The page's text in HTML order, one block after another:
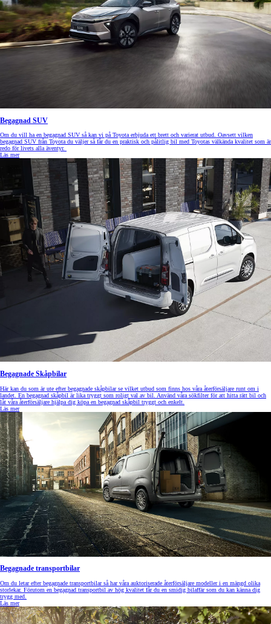
Begagnad SUV
Om du vill ha en begagnad SUV så kan vi på Toyota erbjuda ett brett och varierat utbud. Oavsett vilken
begagnad SUV från Toyota du väljer så får du en praktisk och pålitlig bil med Toyotas välkända kvalitet som är
redo för livets alla äventyr.
Läs mer
Begagnade Skåpbilar
Här kan du som är ute efter begagnade skåpbilar se vilket utbud som finns hos våra återförsäljare runt om i
landet. En begagnad skåpbil är lika tryggt som roligt val av bil. Använd våra sökfilter för att hitta rätt bil och
låt våra återförsäljare hjälpa dig köpa en begagnad skåpbil tryggt och enkelt.
Läs mer
Begagnade transportbilar
Om du letar efter begagnade transportbilar så har våra auktoriserade återförsäljare modeller i en mängd olika
storlekar. Förutom en begagnad transportbil av hög kvalitet får du en smidig bilaffär som du kan känna dig
trygg med.
Läs mer